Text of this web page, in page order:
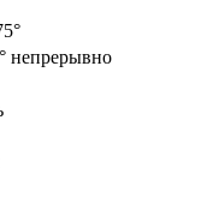
непрерывно